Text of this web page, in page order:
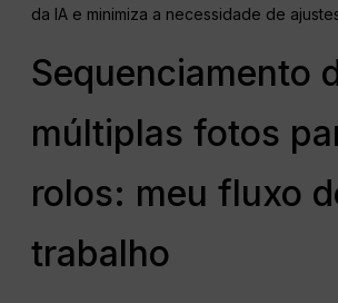
da IA e minimiza a necessidade de
Sequenciamento
múltiplas fotos
rolos: meu fluxo
trabalho